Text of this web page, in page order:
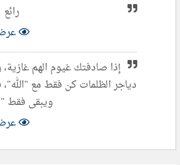
رائع
إذا صادفتك غيوم الهم
دياجر الظلمات كن فقط مع
ويبقى فقط